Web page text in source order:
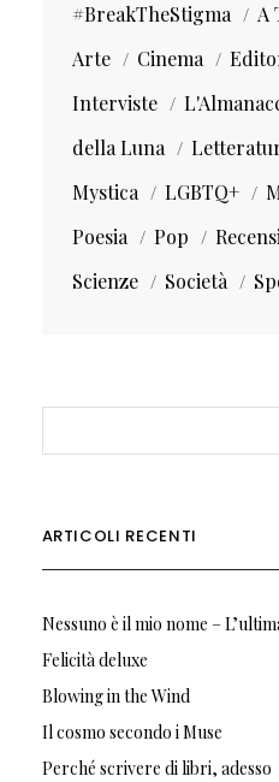
#BreakTheStigma A
Arte
Cinema
Interviste
della Luna
Mystica
LGBTQ+
Poesia
Pop
Scienze
Società
ARTICOLI RECENTI
Nessuno è il mio nome –
Felicità deluxe
Blowing in the Wind
Il cosmo secondo i Muse
Perché scrivere di libri, adesso